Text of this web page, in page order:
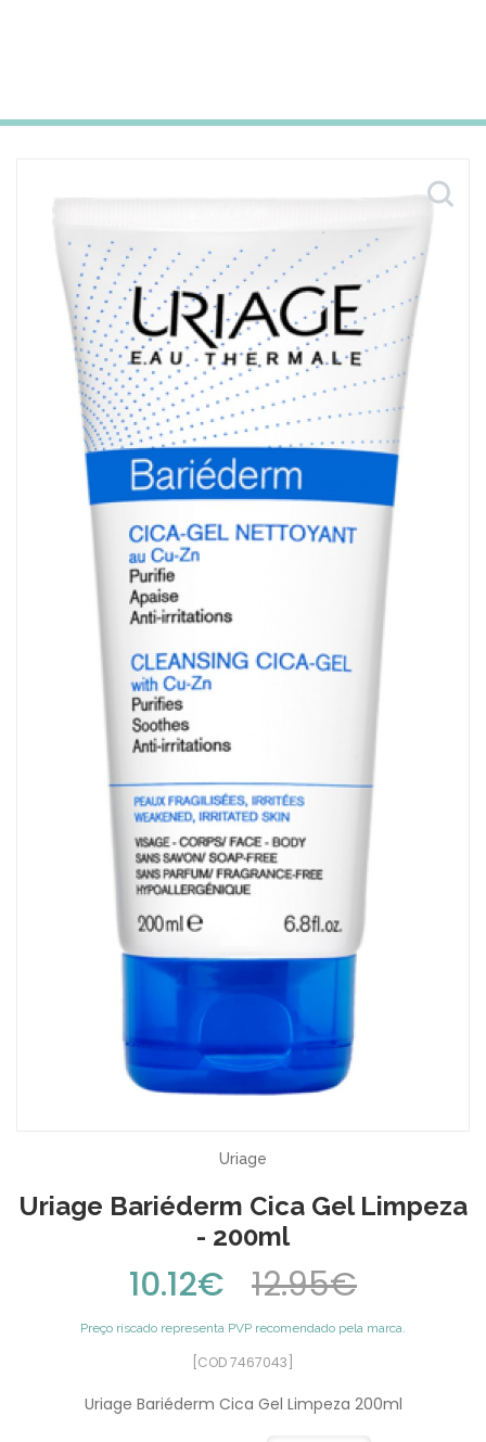
Uriage
Uriage Bariéderm Cica Gel Limpeza
- 200ml
10.12€ 12.95€
Preço riscado representa PVP recomendado pela marca.
[COD 7467043]
Uriage Bariéderm Cica Gel Limpeza 200ml